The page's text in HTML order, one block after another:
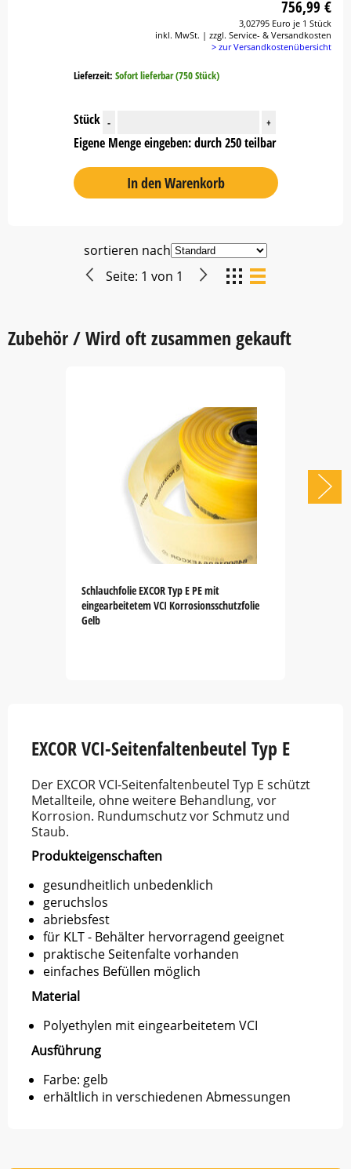
756,99 €
3,02795 Euro je 1 Stück
inkl. MwSt. | zzgl. Service- & Versandkosten
> zur Versandkostenübersicht
Lieferzeit: Sofort lieferbar (750 Stück)
Stück - +
Eigene Menge eingeben: durch 250 teilbar
In den Warenkorb
sortieren nach
Seite: 1 von 1
Zubehör / Wird oft zusammen gekauft
Schlauchfolie EXCOR Typ E PE mit
eingearbeitetem VCI Korrosionsschutzfolie
Gelb
EXCOR VCI-Seitenfaltenbeutel Typ E
Der EXCOR VCI-Seitenfaltenbeutel Typ E schützt
Metallteile, ohne weitere Behandlung, vor
Korrosion. Rundumschutz vor Schmutz und
Staub.
Produkteigenschaften
gesundheitlich unbedenklich
geruchslos
abriebsfest
für KLT - Behälter hervorragend geeignet
praktische Seitenfalte vorhanden
einfaches Befüllen möglich
Material
Polyethylen mit eingearbeitetem VCI
Ausführung
Farbe: gelb
erhältlich in verschiedenen Abmessungen